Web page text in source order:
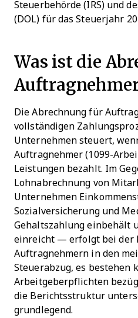
Steuerbehörde (IRS) und
(DOL) für das Steuerjahr
Was ist die
Die Abrechnung für
vollständigen
Unternehmen steuert,
Auftragnehmer (1099-
Leistungen bezahlt. Im
Lohnabrechnung von
Unternehmen
Sozialversicherung und
Gehaltszahlung einbehält
einreicht — erfolgt bei der
Auftragnehmern in den
Steuerabzug, es bestehen
Arbeitgeberpflichten
die Berichtsstruktur
grundlegend.